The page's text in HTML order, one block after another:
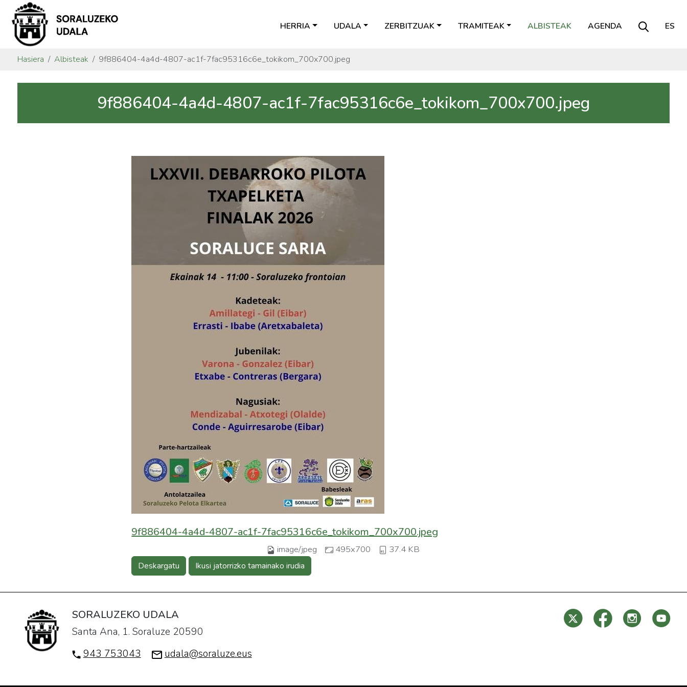
HERRIA UDALA ZERBITZUAK TRAMITEAK ALBISTEAK AGENDA ES
Hasiera Albisteak 9f886404-4a4d-4807-ac1f-7fac95316c6e_tokikom_700x700.jpeg
9f886404-4a4d-4807-ac1f-7fac95316c6e_tokikom_700x700.jpeg
9f886404-4a4d-4807-ac1f-7fac95316c6e_tokikom_700x700.jpeg
image/jpeg 495x700 37.4 KB
Deskargatu Ikusi jatorrizko tamainako irudia
SORALUZEKO UDALA
Santa Ana, 1. Soraluze 20590
943 753043
udala@soraluze.eus